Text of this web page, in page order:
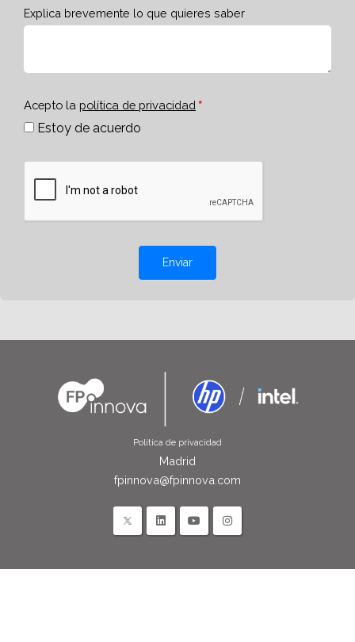
Explica brevemente lo que quieres saber
Acepto la política de privacidad
Estoy de acuerdo
Enviar
Política de privacidad
Madrid
fpinnova@fpinnova.com